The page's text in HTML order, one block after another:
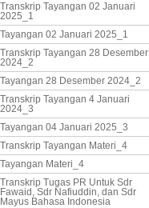
Transkrip Tayangan 02 Januari
2025_1
Tayangan 02 Januari 2025_1
Transkrip Tayangan 28 Desember
2024_2
Tayangan 28 Desember 2024_2
Transkrip Tayangan 4 Januari
2024_3
Tayangan 04 Januari 2025_3
Transkrip Tayangan Materi_4
Tayangan Materi_4
Transkrip Tugas PR Untuk Sdr
Fawaid, Sdr Nafiuddin, dan Sdr
Mayus Bahasa Indonesia